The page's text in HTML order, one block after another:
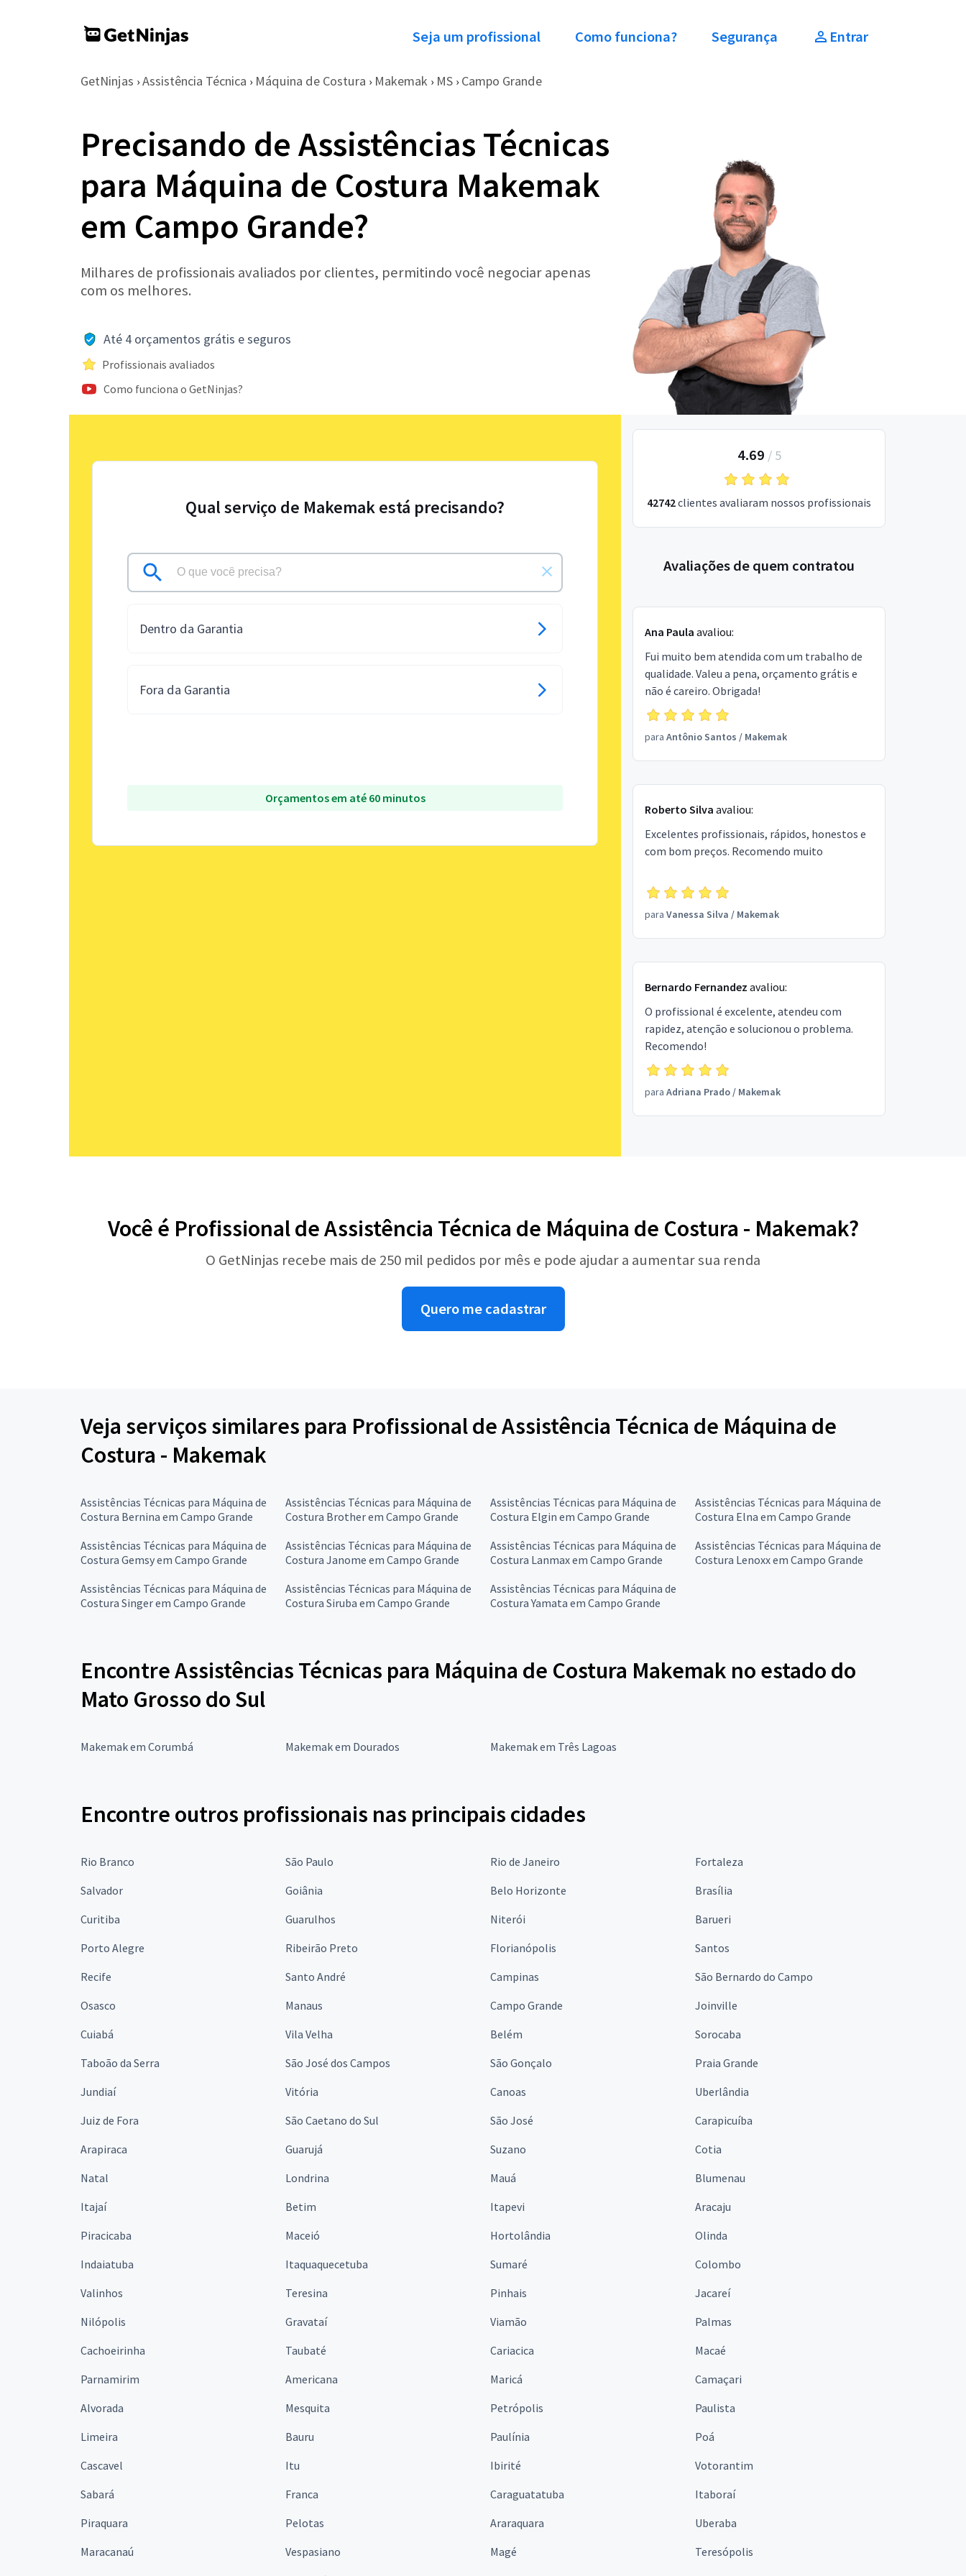
Seja um profissional Como funciona? Segurança Entrar
GetNinjas › Assistência Técnica › Máquina de Costura › Makemak › MS › Campo Grande
Precisando de Assistências Técnicas
para Máquina de Costura Makemak
em Campo Grande?
Milhares de profissionais avaliados por clientes, permitindo você negociar apenas
com os melhores.
Até 4 orçamentos grátis e seguros
Profissionais avaliados
Como funciona o GetNinjas?
Qual serviço de Makemak está precisando?
Dentro da Garantia
Fora da Garantia
Orçamentos em até 60 minutos
4.69 / 5
42742clientes avaliaram nossos profissionais
Avaliações de quem contratou
Ana Paula avaliou:
Fui muito bem atendida com um trabalho de
qualidade. Valeu a pena, orçamento grátis e
não é careiro. Obrigada!
para Antônio Santos / Makemak
Roberto Silva avaliou:
Excelentes profissionais, rápidos, honestos e
com bom preços. Recomendo muito
para Vanessa Silva / Makemak
Bernardo Fernandez avaliou:
O profissional é excelente, atendeu com
rapidez, atenção e solucionou o problema.
Recomendo!
para Adriana Prado/ Makemak
Você é Profissional de Assistência Técnica de Máquina de Costura - Makemak?
O GetNinjas recebe mais de 250 mil pedidos por mês e pode ajudar a aumentar sua renda
Quero me cadastrar
Veja serviços similares para Profissional de Assistência Técnica de Máquina de
Costura - Makemak
Assistências Técnicas para Máquina de
Costura Bernina em Campo Grande
Assistências Técnicas para Máquina de
Costura Brother em Campo Grande
Assistências Técnicas para Máquina de
Costura Elgin em Campo Grande
Assistências Técnicas para Máquina de
Costura Elna em Campo Grande
Assistências Técnicas para Máquina de
Costura Gemsy em Campo Grande
Assistências Técnicas para Máquina de
Costura Janome em Campo Grande
Assistências Técnicas para Máquina de
Costura Lanmax em Campo Grande
Assistências Técnicas para Máquina de
Costura Lenoxx em Campo Grande
Assistências Técnicas para Máquina de
Costura Singer em Campo Grande
Assistências Técnicas para Máquina de
Costura Siruba em Campo Grande
Assistências Técnicas para Máquina de
Costura Yamata em Campo Grande
Encontre Assistências Técnicas para Máquina de Costura Makemak no estado do
Mato Grosso do Sul
Makemak em Corumbá Makemak em Dourados Makemak em Três Lagoas
Encontre outros profissionais nas principais cidades
Rio Branco São Paulo Rio de Janeiro
Fortaleza
Salvador
Goiânia Belo Horizonte
Brasília
Curitiba
Guarulhos Niterói
Barueri
Porto Alegre
Ribeirão Preto Florianópolis
Santos
Recife
Santo André Campinas
São Bernardo do Campo
Osasco
Manaus Campo Grande
Joinville
Cuiabá
Vila Velha Belém
Sorocaba
Taboão da Serra
São José dos Campos São Gonçalo
Praia Grande
Jundiaí
Vitória Canoas
Uberlândia
Juiz de Fora
São Caetano do Sul São José
Carapicuíba
Arapiraca
Guarujá Suzano
Cotia
Natal
Londrina Mauá
Blumenau
Itajaí
Betim Itapevi
Aracaju
Piracicaba
Maceió Hortolândia
Olinda
Indaiatuba
Itaquaquecetuba Sumaré
Colombo
Valinhos
Teresina Pinhais
Jacareí
Nilópolis
Gravataí Viamão
Palmas
Cachoeirinha
Taubaté Cariacica
Macaé
Parnamirim
Americana Maricá
Camaçari
Alvorada
Mesquita Petrópolis
Paulista
Limeira
Bauru Paulínia
Poá
Cascavel
Itu Ibirité
Votorantim
Sabará
Franca Caraguatatuba
Itaboraí
Piraquara
Pelotas Araraquara
Uberaba
Maracanaú
Vespasiano Magé
Teresópolis